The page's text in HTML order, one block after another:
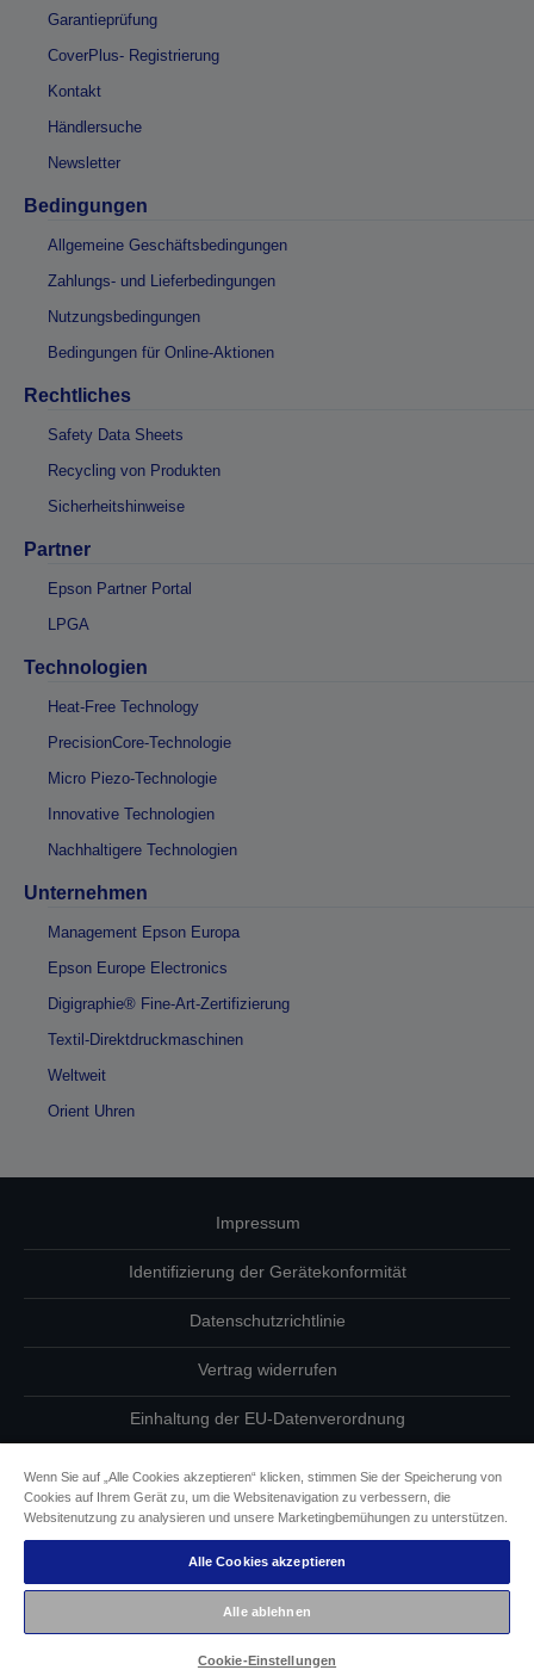
Garantieprüfung
CoverPlus- Registrierung
Kontakt
Händlersuche
Newsletter
Bedingungen
Allgemeine Geschäftsbedingungen
Zahlungs- und Lieferbedingungen
Nutzungsbedingungen
Bedingungen für Online-Aktionen
Rechtliches
Safety Data Sheets
Recycling von Produkten
Sicherheitshinweise
Partner
Epson Partner Portal
LPGA
Technologien
Heat-Free Technology
PrecisionCore-Technologie
Micro Piezo-Technologie
Innovative Technologien
Nachhaltigere Technologien
Unternehmen
Management Epson Europa
Epson Europe Electronics
Digigraphie® Fine-Art-Zertifizierung
Textil-Direktdruckmaschinen
Weltweit
Orient Uhren
Impressum
Identifizierung der Gerätekonformität
Datenschutzrichtlinie
Vertrag widerrufen
Einhaltung der EU-Datenverordnung
Informationen zu Cookies
Epson Engagement für Barrierefreiheit
Copyright © 2026 Seiko Epson
Wenn Sie auf „Alle Cookies akzeptieren“ klicken, stimmen Sie der Speicherung von
Cookies auf Ihrem Gerät zu, um die Websitenavigation zu verbessern, die
Websitenutzung zu analysieren und unsere Marketingbemühungen zu unterstützen.
Alle Cookies akzeptieren
Alle ablehnen
Cookie-Einstellungen